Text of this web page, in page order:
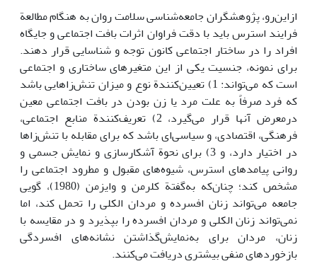
ازاین‌رو، پژوهشگران جامعه‌شناسی سلامت روان به هنگام مطالعة
فرایند استرس باید با دقت فراوان اثرات بافت اجتماعی و جایگاه
افراد را در ساختار اجتماعی کانون توجه و شناسایی قرار دهند.
برای نمونه، جنسیت یکی از این متغیرهای ساختاری و اجتماعی
است که می‌تواند: 1) تعیین‌کنندة نوع و میزان تنش‌زاهایی باشد
که فرد صرفاً به علت مرد یا زن بودن در بافت اجتماعی معین
درمعرض آنها قرار می‌گیرد، 2) تعریف‌کنندة منابع اجتماعی،
فرهنگی، اقتصادی، و سیاسی‌ای باشد که برای مقابله با تنش‌زاها
در اختیار دارد، و 3) برای نحوة آشکارسازی و نمایش جسمی و
روانی پیامدهای استرس، شیوه‌های مقبول و مطرود اجتماعی را
مشخص کند؛ چنان‌که به‌گفتة کلرمن و وایزمن (1980)، گویی
جامعه می‌تواند زنان افسرده و مردان الکلی را تحمل کند، اما
نمی‌تواند زنان الکلی و مردان افسرده را بپذیرد و در مقایسه با
زنان، مردان برای به‌نمایش‌گذاشتن نشانه‌های افسردگی
بازخوردهای منفی بیشتری دریافت می‌کنند.